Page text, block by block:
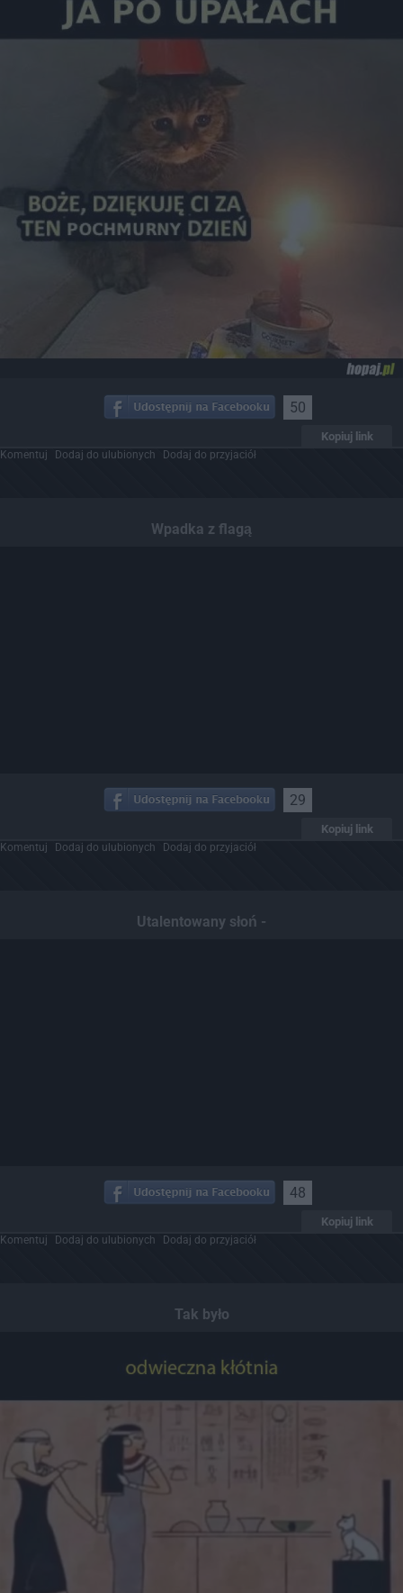
50
Kopiuj link
Komentuj Dodaj do ulubionych Dodaj do przyjaciół
Wpadka z flagą
29
Kopiuj link
Komentuj Dodaj do ulubionych Dodaj do przyjaciół
Utalentowany słoń -
48
Kopiuj link
Komentuj Dodaj do ulubionych Dodaj do przyjaciół
Tak było